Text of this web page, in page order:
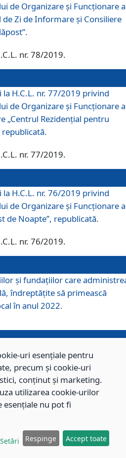
de Organizare și Funcționare
de Zi de Informare şi Consiliere
nr. 78/2019.
H.C.L. nr. 77/2019 privind
de Organizare și Funcționare
„Centrul Rezidențial pentru
republicată.
nr. 77/2019.
H.C.L. nr. 76/2019 privind
de Organizare şi Funcționare
de Noapte”, republicată.
nr. 76/2019.
şi fundaţiilor care
îndreptăţite să primească
în anul 2022.
acţiuni sau lucrări de interes
H.C.L. nr. 709/2020 privind
de Organizare şi Funcţionare
Braşov.
uri esențiale pentru
precum și cookie-uri
conținut și marketing.
utilizarea cookie-urilor
esențiale nu pot fi
Setări Respinge Accept toate